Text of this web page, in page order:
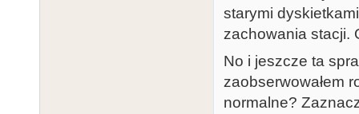
starymi
zachowania stacji.
No i jeszcze ta
zaobserwowałem
normalne?